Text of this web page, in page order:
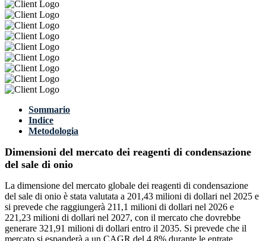
Sommario
Indice
Metodologia
Dimensioni del mercato dei reagenti di condensazione
del sale di onio
La dimensione del mercato globale dei reagenti di condensazione
del sale di onio è stata valutata a 201,43 milioni di dollari nel 2025 e
si prevede che raggiungerà 211,1 milioni di dollari nel 2026 e
221,23 milioni di dollari nel 2027, con il mercato che dovrebbe
generare 321,91 milioni di dollari entro il 2035. Si prevede che il